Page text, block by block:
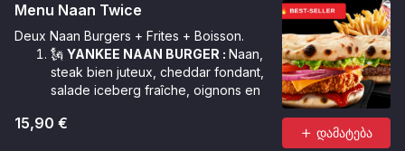
Menu Naan Twice
Deux Naan Burgers + Frites + Boisson.
🗽 YANKEE NAAN BURGER : Naan,
steak bien juteux, cheddar fondant,
salade iceberg fraîche, oignons en
🌶️CRUNCHY NAAN BURGER :
15,90 €
დამატება